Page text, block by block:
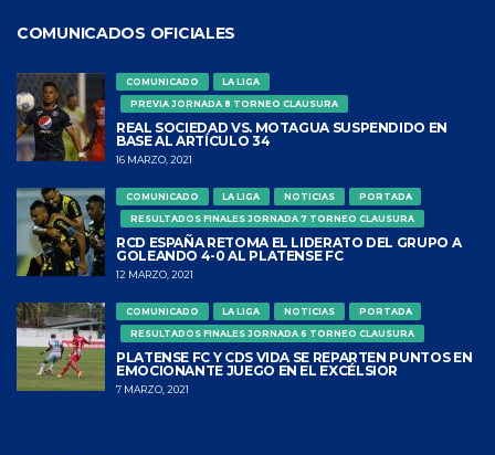
COMUNICADOS OFICIALES
COMUNICADO
LA LIGA
PREVIA JORNADA 8 TORNEO CLAUSURA
REAL SOCIEDAD VS. MOTAGUA SUSPENDIDO EN
BASE AL ARTÍCULO 34
16 MARZO, 2021
COMUNICADO LA LIGA NOTICIAS
PORTADA
RESULTADOS FINALES JORNADA 7 TORNEO CLAUSURA
RCD ESPAÑA RETOMA EL LIDERATO DEL GRUPO A
GOLEANDO 4-0 AL PLATENSE FC
12 MARZO, 2021
COMUNICADO LA LIGA NOTICIAS
PORTADA
RESULTADOS FINALES JORNADA 6 TORNEO CLAUSURA
PLATENSE FC Y CDS VIDA SE REPARTEN PUNTOS EN
EMOCIONANTE JUEGO EN EL EXCÉLSIOR
7 MARZO, 2021